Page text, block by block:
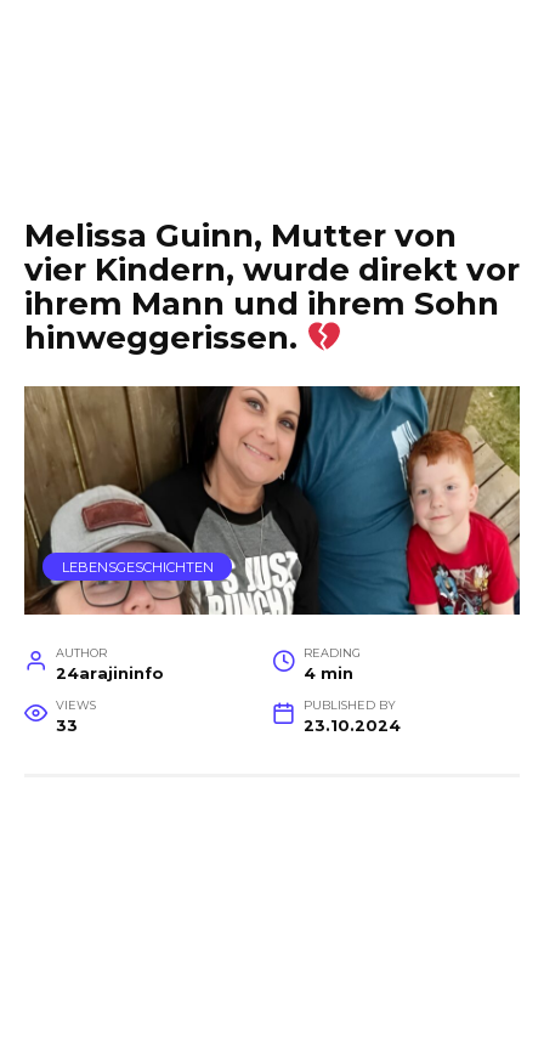
Melissa Guinn, Mutter von
vier Kindern, wurde direkt vor
ihrem Mann und ihrem Sohn
hinweggerissen.
LEBENSGESCHICHTEN
AUTHOR
24arajininfo
READING
4 min
VIEWS
33
PUBLISHED BY
23.10.2024